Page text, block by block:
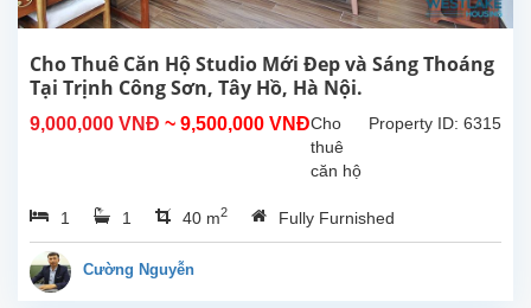
dụng
là
300m2,
phòng
lớn
khu...
Cho Thuê Căn Hộ Studio Mới Đep và Sáng Thoáng
Tại Trịnh Công Sơn, Tây Hồ, Hà Nội.
9,000,000 VNĐ ~ 9,500,000 VNĐ Property ID: 6315
Cho
thuê
căn hộ
mới và
sáng
1 1 40 m2 Fully Furnished
Cường Nguyễn